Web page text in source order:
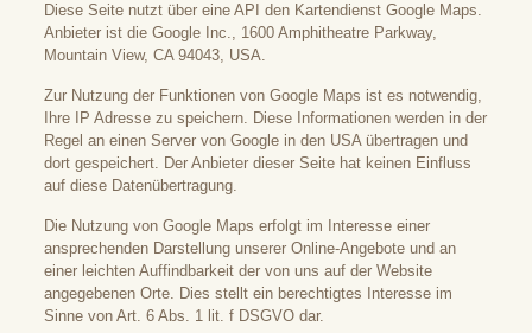
Diese Seite nutzt über eine API den Kartendienst Google Maps.
Anbieter ist die Google Inc., 1600 Amphitheatre Parkway,
Mountain View, CA 94043, USA.
Zur Nutzung der Funktionen von Google Maps ist es notwendig,
Ihre IP Adresse zu speichern. Diese Informationen werden in der
Regel an einen Server von Google in den USA übertragen und
dort gespeichert. Der Anbieter dieser Seite hat keinen Einfluss
auf diese Datenübertragung.
Die Nutzung von Google Maps erfolgt im Interesse einer
ansprechenden Darstellung unserer Online-Angebote und an
einer leichten Auffindbarkeit der von uns auf der Website
angegebenen Orte. Dies stellt ein berechtigtes Interesse im
Sinne von Art. 6 Abs. 1 lit. f DSGVO dar.